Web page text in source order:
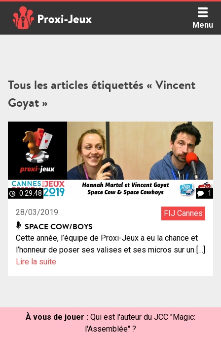
content
Menu
Tous les articles étiquettés « Vincent
Goyat »
0:29:48 1
28/03/2019 FIJ Cannes
SPACE COW/BOYS
Cette année, l’équipe de Proxi-Jeux a eu la chance et
l’honneur de poser ses valises et ses micros sur un […]
Lire la suite
À vous de jouer : Qui est l'auteur du JCC "Magic:
l'Assemblée" ?